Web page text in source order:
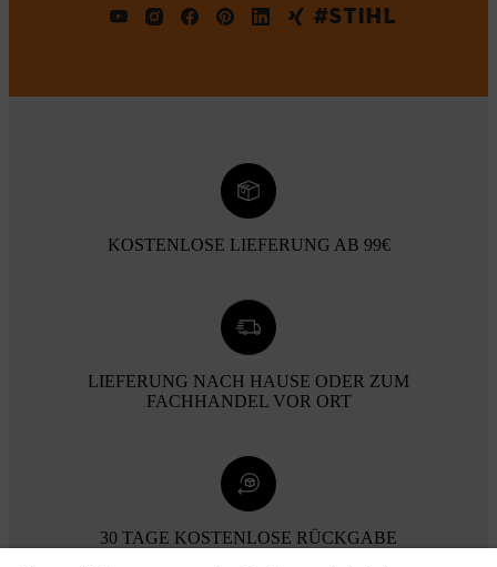
#STIHL
KOSTENLOSE LIEFERUNG AB 99€
LIEFERUNG NACH HAUSE ODER ZUM
FACHHANDEL VOR ORT
30 TAGE KOSTENLOSE RÜCKGABE